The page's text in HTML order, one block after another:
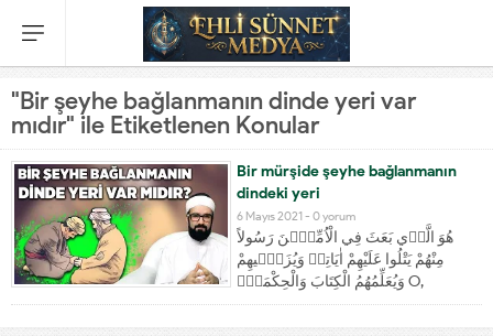
"Bir şeyhe bağlanmanın dinde yeri var
mıdır" ile Etiketlenen Konular
Bir mürşide şeyhe bağlanmanın
dindeki yeri
6 Mayıs 2021 - 0 yorum
هُوَ الَّذ۪ي بَعَثَ فِي الْاُمِّيّ۪نَ رَسُولاً
مِنْهُمْ يَتْلُوا عَلَيْهِمْ اٰيَاتِه۪ وَيُزَكّ۪يهِمْ
وَيُعَلِّمُهُمُ الْكِتَابَ وَالْحِكْمَةَۗ O,
ümmîlere içlerinden, kendilerine
âyetlerini okuyan, onları temizleyen,